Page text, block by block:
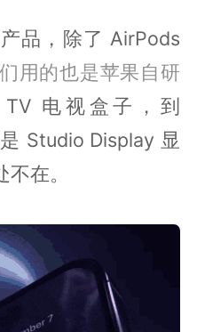
品，除了 AirPods
们用的也是苹果自研
TV 电视盒子，到
Studio Display 显
在。